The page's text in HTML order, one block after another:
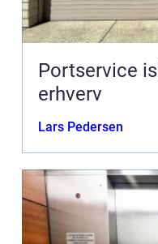
Portservice
erhverv
Lars Pedersen